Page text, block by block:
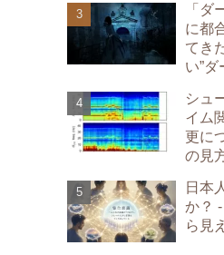
「ダ
に都
てき
い”
シュ
イム
更に
の見
日本
か？
ら見